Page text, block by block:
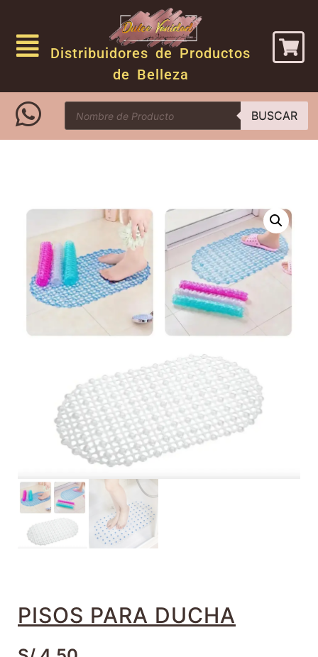
Distribuidores de Productos
de Belleza
BUSCAR
PISOS PARA DUCHA